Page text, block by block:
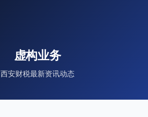
虚构业务
西安财税最新资讯动态